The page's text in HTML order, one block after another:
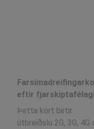
eftir fjarskiptafélagi
Þetta kort birtir
útbreiðslu 2G, 3G, 4G